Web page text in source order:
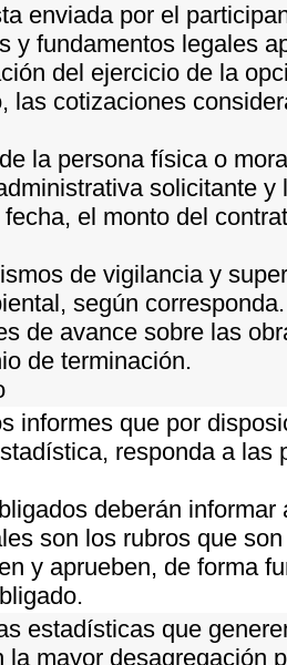
enviada por el
y fundamentos legales
del ejercicio de la
las cotizaciones
la persona física o
solicitante
el monto del
de vigilancia y
según corresponda.
de avance sobre las
de terminación.
informes que por
responda a
deberán
son los rubros que
y aprueben, de forma
estadísticas que
la mayor desagregación